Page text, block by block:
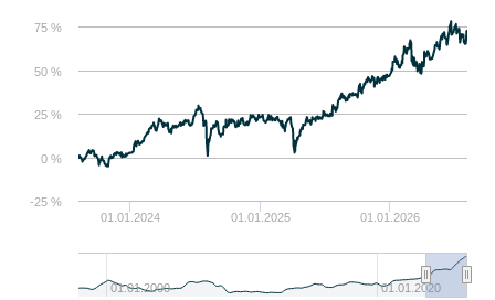
01.01.2024 01.01.2025 01.01.2026
01.01.2000 01.01.2020
0 %
-25 %
25 %
50 %
75 %